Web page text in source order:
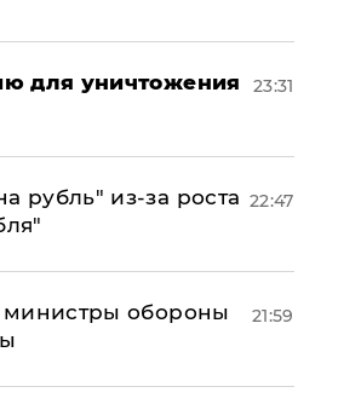
для уничтожения
23:31
рубль" из-за роста 22:47
министры обороны
21:59